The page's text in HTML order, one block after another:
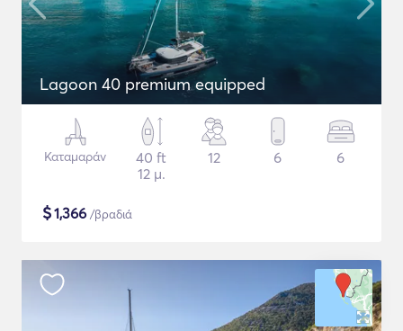
Lagoon 40 premium equipped
Καταμαράν
40 ft
12 μ.
12 6 6
$1,366 /βραδιά